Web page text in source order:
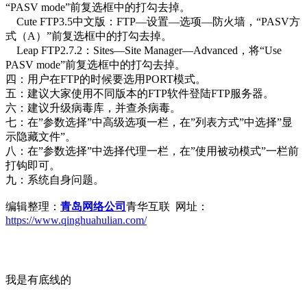
“PASV mode”前复选框中的打勾去掉。
Cute FTP3.5中文版：FTP—设置—选项—防火墙，“PASV方
式（A）”前复选框中的打勾去掉。
Leap FTP2.7.2：Sites—Site Manager—Advanced，将“Use
PASV mode”前复选框中的打勾去掉。
四：用户在FTP的时候要选用PORT模式。
五：建议大家使用不同版本的FTP软件登陆FTP服务器。
六：建议升级病毒库，并查杀病毒。
七：在”参数选择”中高级选项一栏，在”列表方式”中选择”显
示隐藏文件”。
八：在”参数选择”中选择代理一栏，在”使用被动模式”一栏前
打钩即可。
九：系统自身问题。
编辑整理： 青岛网络公司 青华互联 网址：
https://www.qinghuahulian.com/
我是有底线的